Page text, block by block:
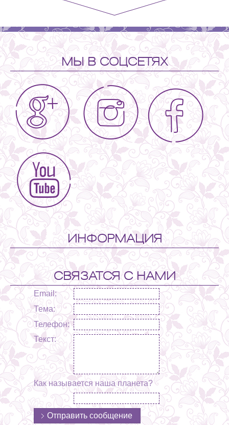
МЫ В СОЦСЕТЯХ
ИНФОРМАЦИЯ
СВЯЗАТСЯ С НАМИ
Email:
Тема:
Телефон:
Текст:
Как называется наша планета?